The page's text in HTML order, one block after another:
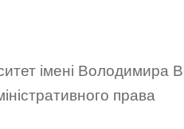
імені Володимира
права